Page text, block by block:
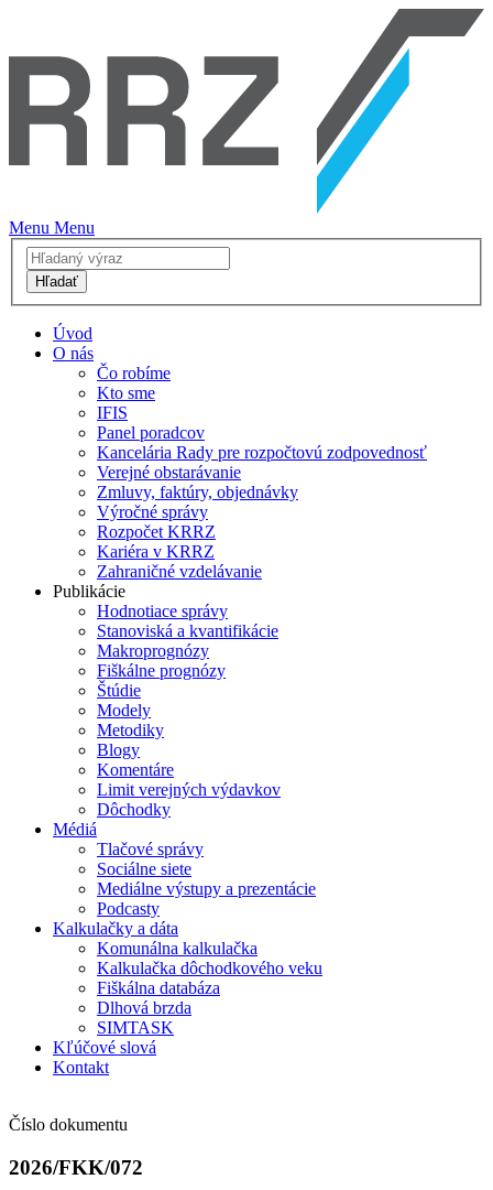
Menu Menu
Hľadať
Úvod
O nás
Čo robíme
Kto sme
IFIS
Panel poradcov
Kancelária Rady pre rozpočtovú zodpovednosť
Verejné obstarávanie
Zmluvy, faktúry, objednávky
Výročné správy
Rozpočet KRRZ
Kariéra v KRRZ
Zahraničné vzdelávanie
Publikácie
Hodnotiace správy
Stanoviská a kvantifikácie
Makroprognózy
Fiškálne prognózy
Štúdie
Modely
Metodiky
Blogy
Komentáre
Limit verejných výdavkov
Dôchodky
Médiá
Tlačové správy
Sociálne siete
Mediálne výstupy a prezentácie
Podcasty
Kalkulačky a dáta
Komunálna kalkulačka
Kalkulačka dôchodkového veku
Fiškálna databáza
Dlhová brzda
SIMTASK
Kľúčové slová
Kontakt
Číslo dokumentu
2026/FKK/072